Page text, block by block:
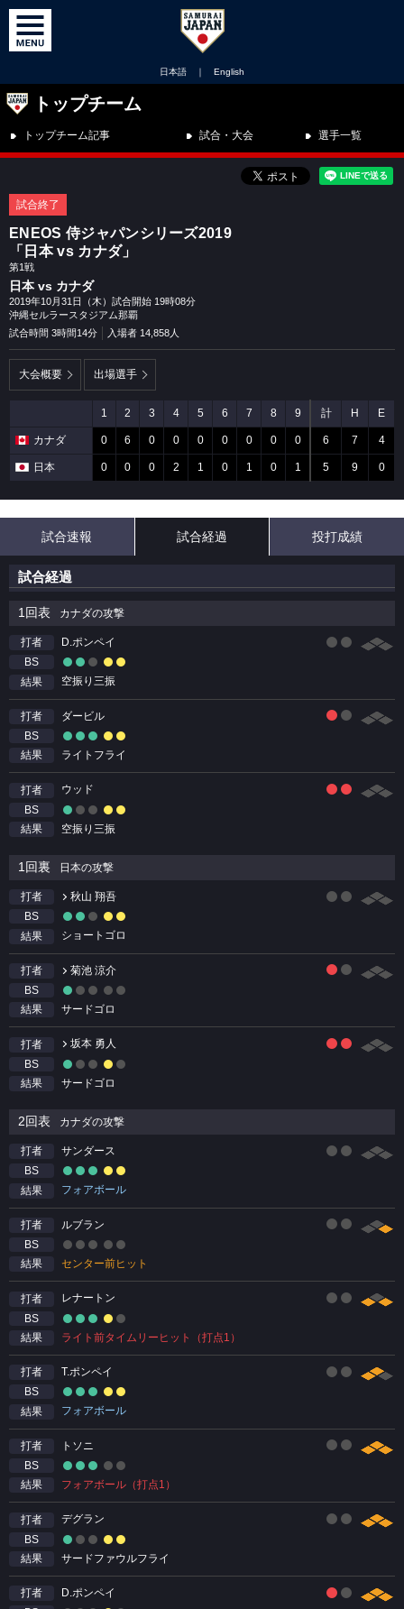
日本語 ｜ English
トップチーム
トップチーム記事 試合・大会 選手一覧
試合終了
ENEOS 侍ジャパンシリーズ2019
「日本 vs カナダ」
第1戦
日本 vs カナダ
2019年10月31日（木）試合開始 19時08分
沖縄セルラースタジアム那覇
試合時間 3時間14分
入場者 14,858人
大会概要 出場選手
1 2 3 4 5 6 7 8 9 計 H E
カナダ 0 6 0 0 0 0 0 0 0 6 7 4
日本 0 0 0 2 1 0 1 0 1 5 9 0
試合速報 試合経過 投打成績
試合経過
1回表 カナダの攻撃
打者
D.ポンペイ
BS
結果
空振り三振
打者
ダービル
BS
結果
ライトフライ
打者
ウッド
BS
結果
空振り三振
1回裏 日本の攻撃
打者
秋山 翔吾
BS
結果
ショートゴロ
打者
菊池 涼介
BS
結果
サードゴロ
打者
坂本 勇人
BS
結果
サードゴロ
2回表 カナダの攻撃
打者
サンダース
BS
結果
フォアボール
打者
ルブラン
BS
結果
センター前ヒット
打者
レナートン
BS
結果
ライト前タイムリーヒット（打点1）
打者
T.ポンペイ
BS
結果
フォアボール
打者
トソニ
BS
結果
フォアボール（打点1）
打者
デグラン
BS
結果
サードファウルフライ
打者
D.ポンペイ